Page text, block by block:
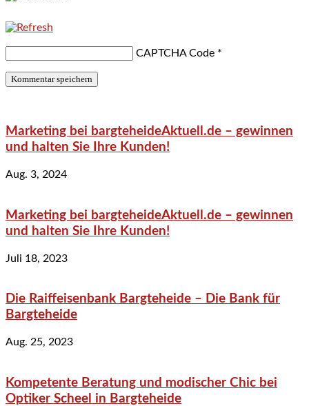
CAPTCHA Code *
Marketing bei bargteheideAktuell.de – gewinnen
und halten Sie Ihre Kunden!
Aug. 3, 2024
Marketing bei bargteheideAktuell.de – gewinnen
und halten Sie Ihre Kunden!
Juli 18, 2023
Die Raiffeisenbank Bargteheide – Die Bank für
Bargteheide
Aug. 25, 2023
Kompetente Beratung und modischer Chic bei
Optiker Scheel in Bargteheide